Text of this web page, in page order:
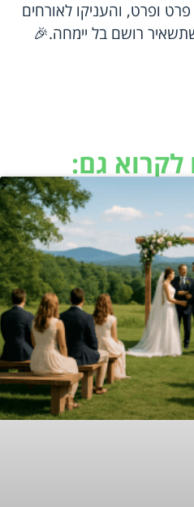
ופרט, והעניקו לאורחים
רושם בל יימחה.🎉
לקרוא גם: